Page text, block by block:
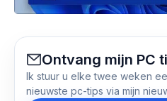
Ontvang mijn PC
Ik stuur u elke twee weken
nieuwste pc-tips via mijn